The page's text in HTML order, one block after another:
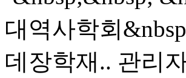
대역사학회
데장학재.. 관리